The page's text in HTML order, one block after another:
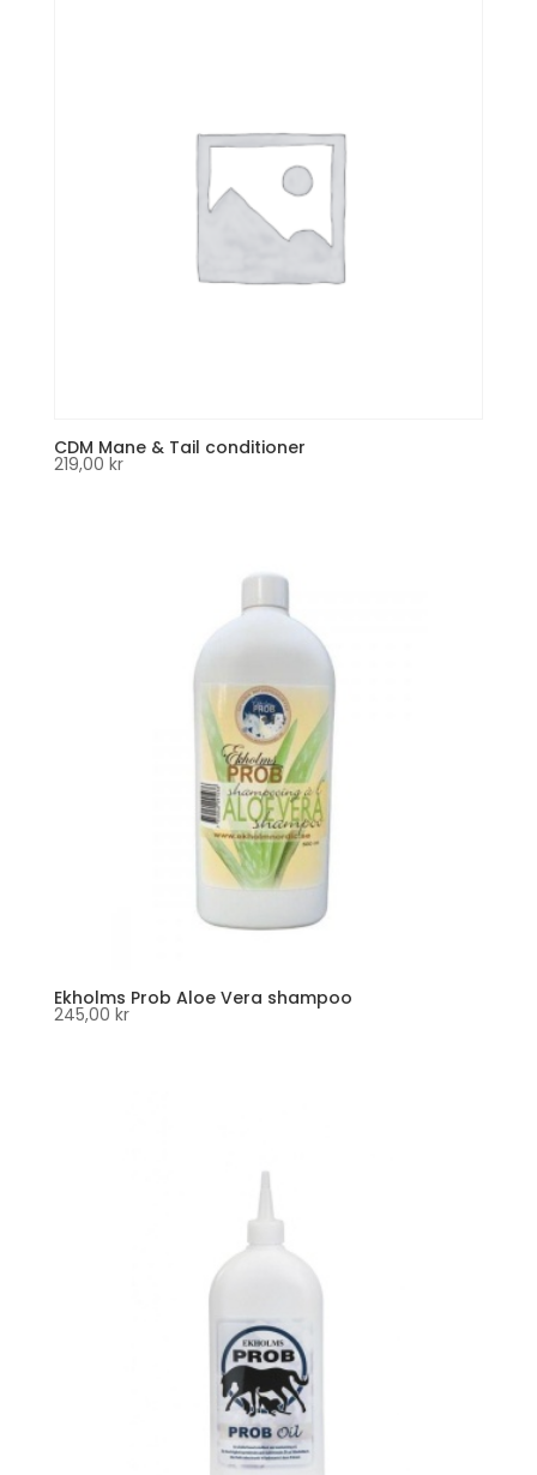
CDM Mane & Tail conditioner
219,00 kr
Ekholms Prob Aloe Vera shampoo
245,00 kr